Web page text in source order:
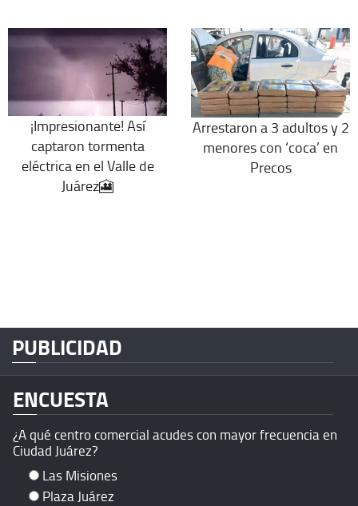
¡Impresionante! Así
captaron tormenta
eléctrica en el Valle de
Juárez🎦
Arrestaron a 3 adultos y 2
menores con ‘coca’ en
Precos
PUBLICIDAD
ENCUESTA
¿A qué centro comercial acudes con mayor frecuencia en
Ciudad Juárez?
Las Misiones
Plaza Juárez